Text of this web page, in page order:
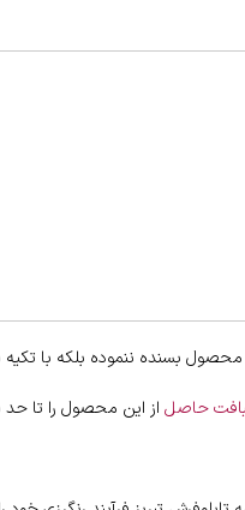
بسنده ننموده بلکه با
حاصل از این محصول را تا